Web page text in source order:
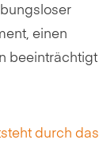
einen
beeinträchtigt
durch das